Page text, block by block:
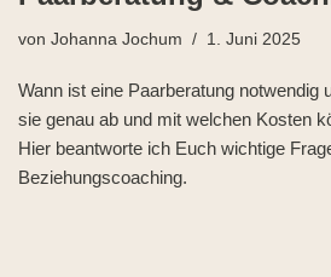
von Johanna Jochum 1. Juni 2025
Wann ist eine Paarberatung notwendig
sie genau ab und mit welchen Kosten
Hier beantworte ich Euch wichtige
Beziehungscoaching.